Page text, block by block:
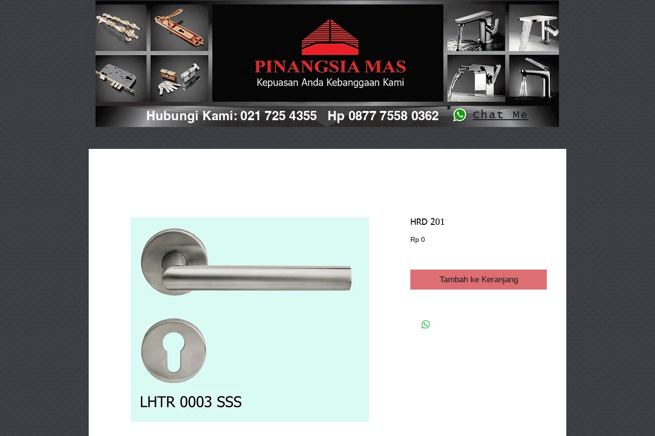
Hubungi Kami: 021 725 4355 Hp 0877 7558 0362 Chat Me
HRD 201
Rp 0Harga
Tambah ke Keranjang